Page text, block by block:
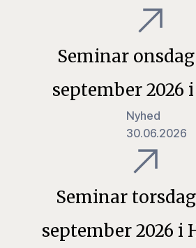
Seminar onsdag
september 2026
Nyhed
30.06.2026
Seminar torsdag
september 2026 i